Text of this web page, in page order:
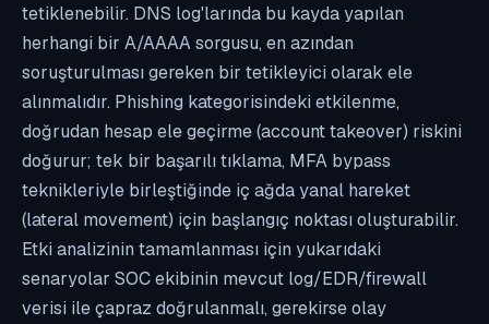
tetiklenebilir. DNS log'larında bu kayda yapılan
herhangi bir A/AAAA sorgusu, en azından
soruşturulması gereken bir tetikleyici olarak ele
alınmalıdır. Phishing kategorisindeki etkilenme,
doğrudan hesap ele geçirme (account takeover) riskini
doğurur; tek bir başarılı tıklama, MFA bypass
teknikleriyle birleştiğinde iç ağda yanal hareket
(lateral movement) için başlangıç noktası oluşturabilir.
Etki analizinin tamamlanması için yukarıdaki
senaryolar SOC ekibinin mevcut log/EDR/firewall
verisi ile çapraz doğrulanmalı, gerekirse olay